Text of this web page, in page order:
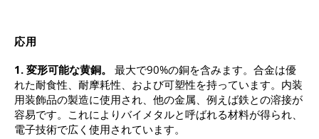
応用
1. 変形可能な黄銅。
最大で90%の銅を含みます。合金は優
れた耐食性、耐摩耗性、および可塑性を持っています。内装
用装飾品の製造に使用され、他の金属、例えば鉄との溶接が
容易です。これによりバイメタルと呼ばれる材料が得られ、
電子技術で広く使用されています。